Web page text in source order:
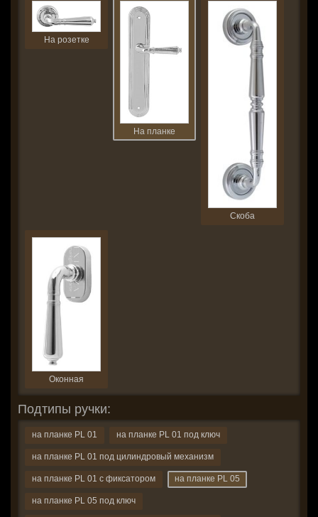
На розетке
На планке
Скоба
Оконная
Подтипы ручки:
на планке PL 01 на планке PL 01 под ключ
на планке PL 01 под цилиндровый механизм
на планке PL 01 с фиксатором на планке PL 05
на планке PL 05 под ключ